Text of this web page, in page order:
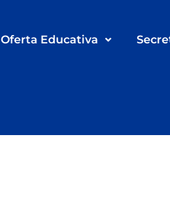
Oferta Educativa